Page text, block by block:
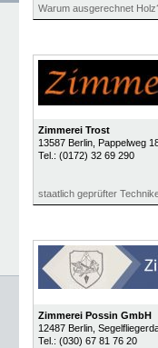
Warum ausgerechnet
Zimmerei Trost
13587 Berlin, Pappelweg
Tel.: (0172) 32 69 290
staatlich geprüfter
Zimmerei Possin GmbH
12487 Berlin,
Tel.: (030) 67 81 76 20